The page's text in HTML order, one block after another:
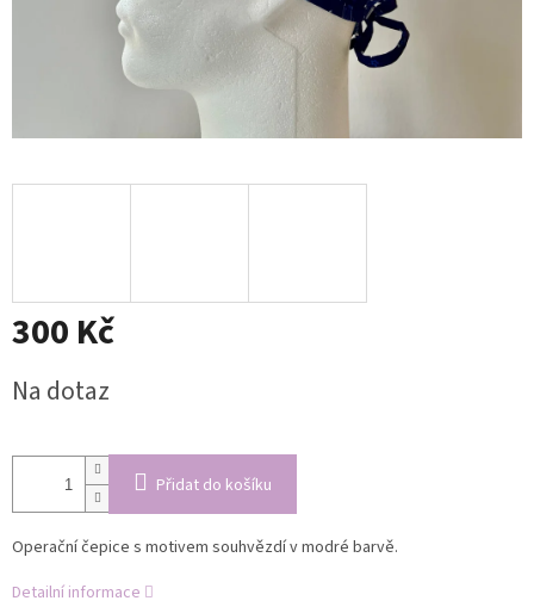
300 Kč
cena:
Na dotaz
Přidat do košíku
Operační čepice s motivem souhvězdí v modré barvě.
Detailní informace